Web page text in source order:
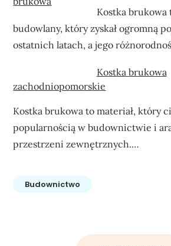
Kostka brukowa
budowlany, który zyskał ogromną
ostatnich latach, a jego
Kostka brukowa
zachodniopomorskie
Kostka brukowa to materiał, który
popularnością w budownictwie i
przestrzeni zewnętrznych.…
Budownictwo